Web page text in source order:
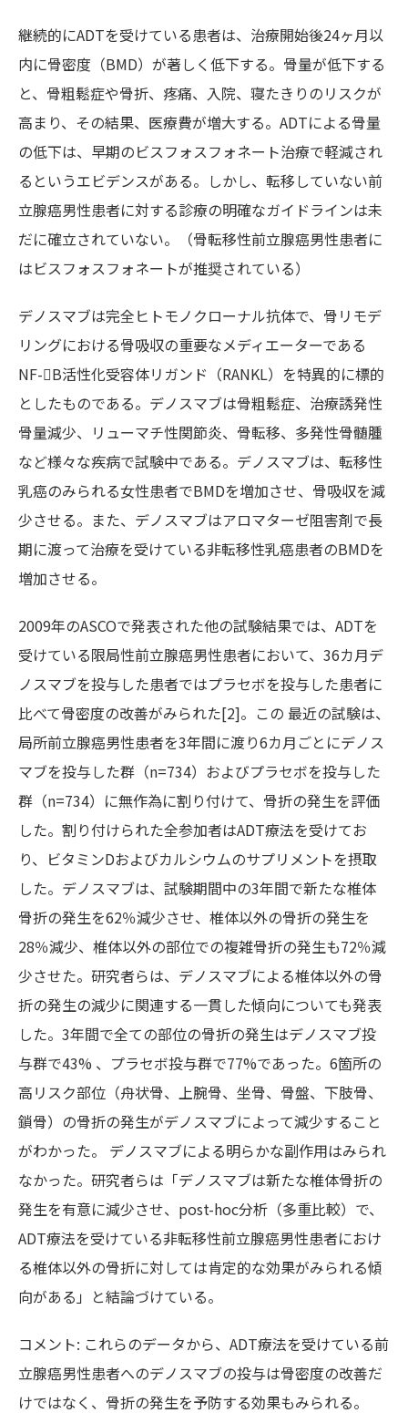
継続的にADTを受けている患者は、治療開始後24ヶ月以
内に骨密度（BMD）が著しく低下する。骨量が低下する
と、骨粗鬆症や骨折、疼痛、入院、寝たきりのリスクが
高まり、その結果、医療費が増大する。ADTによる骨量
の低下は、早期のビスフォスフォネート治療で軽減され
るというエビデンスがある。しかし、転移していない前
立腺癌男性患者に対する診療の明確なガイドラインは未
だに確立されていない。（骨転移性前立腺癌男性患者に
はビスフォスフォネートが推奨されている）
デノスマブは完全ヒトモノクローナル抗体で、骨リモデ
リングにおける骨吸収の重要なメディエーターである
NF-B活性化受容体リガンド（RANKL）を特異的に標的
としたものである。デノスマブは骨粗鬆症、治療誘発性
骨量減少、リューマチ性関節炎、骨転移、多発性骨髄腫
など様々な疾病で試験中である。デノスマブは、転移性
乳癌のみられる女性患者でBMDを増加させ、骨吸収を減
少させる。また、デノスマブはアロマターゼ阻害剤で長
期に渡って治療を受けている非転移性乳癌患者のBMDを
増加させる。
2009年のASCOで発表された他の試験結果では、ADTを
受けている限局性前立腺癌男性患者において、36カ月デ
ノスマブを投与した患者ではプラセボを投与した患者に
比べて骨密度の改善がみられた[2]。この 最近の試験は、
局所前立腺癌男性患者を3年間に渡り6カ月ごとにデノス
マブを投与した群（n=734）およびプラセボを投与した
群（n=734）に無作為に割り付けて、骨折の発生を評価
した。割り付けられた全参加者はADT療法を受けてお
り、ビタミンDおよびカルシウムのサプリメントを摂取
した。デノスマブは、試験期間中の3年間で新たな椎体
骨折の発生を62％減少させ、椎体以外の骨折の発生を
28％減少、椎体以外の部位での複雑骨折の発生も72％減
少させた。研究者らは、デノスマブによる椎体以外の骨
折の発生の減少に関連する一貫した傾向についても発表
した。3年間で全ての部位の骨折の発生はデノスマブ投
与群で43% 、プラセボ投与群で77%であった。6箇所の
高リスク部位（舟状骨、上腕骨、坐骨、骨盤、下肢骨、
鎖骨）の骨折の発生がデノスマブによって減少すること
がわかった。 デノスマブによる明らかな副作用はみられ
なかった。研究者らは「デノスマブは新たな椎体骨折の
発生を有意に減少させ、post-hoc分析（多重比較）で、
ADT療法を受けている非転移性前立腺癌男性患者におけ
る椎体以外の骨折に対しては肯定的な効果がみられる傾
向がある」と結論づけている。
コメント: これらのデータから、ADT療法を受けている前
立腺癌男性患者へのデノスマブの投与は骨密度の改善だ
けではなく、骨折の発生を予防する効果もみられる。